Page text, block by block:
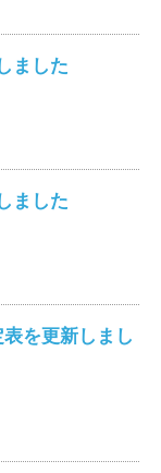
ました
ました
を更新しまし